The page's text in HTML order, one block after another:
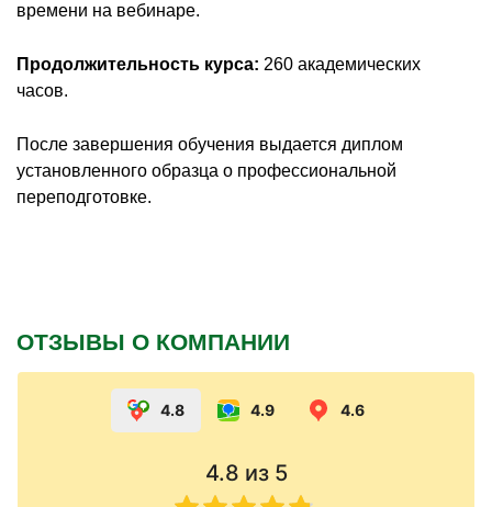
времени на вебинаре.
Продолжительность курса: 260 академических
часов.
После завершения обучения выдается диплом
установленного образца о профессиональной
переподготовке.
ОТЗЫВЫ О КОМПАНИИ
4.8 4.9 4.6
4.8 из 5